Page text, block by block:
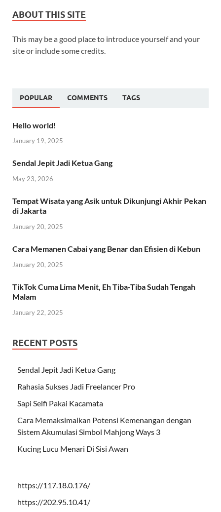
ABOUT THIS SITE
This may be a good place to introduce yourself and your
site or include some credits.
POPULAR COMMENTS TAGS
Hello world!
January 19, 2025
Sendal Jepit Jadi Ketua Gang
May 23, 2026
Tempat Wisata yang Asik untuk Dikunjungi Akhir Pekan
di Jakarta
January 20, 2025
Cara Memanen Cabai yang Benar dan Efisien di Kebun
January 20, 2025
TikTok Cuma Lima Menit, Eh Tiba-Tiba Sudah Tengah
Malam
January 22, 2025
RECENT POSTS
Sendal Jepit Jadi Ketua Gang
Rahasia Sukses Jadi Freelancer Pro
Sapi Selfi Pakai Kacamata
Cara Memaksimalkan Potensi Kemenangan dengan
Sistem Akumulasi Simbol Mahjong Ways 3
Kucing Lucu Menari Di Sisi Awan
https://117.18.0.176/
https://202.95.10.41/